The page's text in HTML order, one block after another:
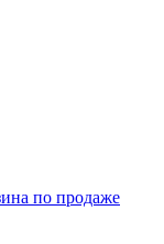
по продаже